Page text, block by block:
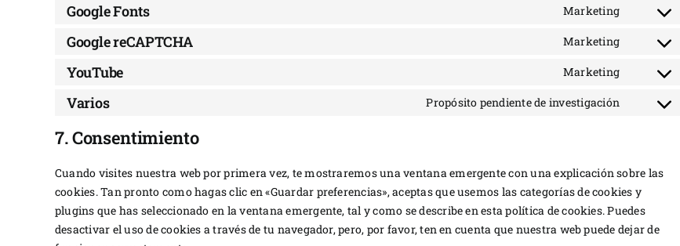
google-
complianz
Google Fonts Marketing
Consent
google-
Google reCAPTCHA Marketing
Consent
google-
YouTube Marketing
Consent
Varios Propósito pendiente de investigación
Consent
varios
7. Consentimiento
Cuando visites nuestra web por primera vez, te mostraremos una ventana emergente con una explicación sobre las
cookies. Tan pronto como hagas clic en «Guardar preferencias», aceptas que usemos las categorías de cookies y
plugins que has seleccionado en la ventana emergente, tal y como se describe en esta política de cookies. Puedes
desactivar el uso de cookies a través de tu navegador, pero, por favor, ten en cuenta que nuestra web puede dejar de